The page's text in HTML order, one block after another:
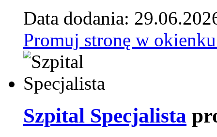
Data dodania:
Promuj stronę w
Szpital Specjalista